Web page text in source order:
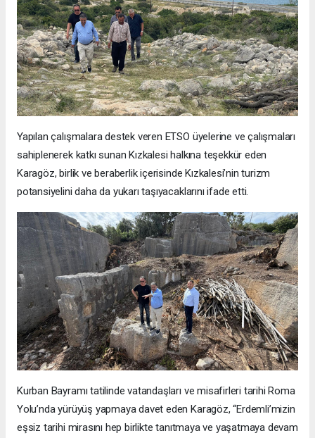
Yapılan çalışmalara destek veren ETSO üyelerine ve çalışmaları
sahiplenerek katkı sunan Kızkalesi halkına teşekkür eden
Karagöz, birlik ve beraberlik içerisinde Kızkalesi’nin turizm
potansiyelini daha da yukarı taşıyacaklarını ifade etti.
Kurban Bayramı tatilinde vatandaşları ve misafirleri tarihi Roma
Yolu’nda yürüyüş yapmaya davet eden Karagöz, “Erdemli’mizin
eşsiz tarihi mirasını hep birlikte tanıtmaya ve yaşatmaya devam